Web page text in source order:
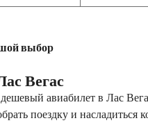
выбор
Вегас
авиабилет в Лас
поездку и насладиться